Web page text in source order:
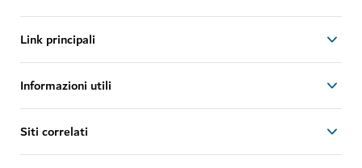
Link principali
Informazioni utili
Siti correlati